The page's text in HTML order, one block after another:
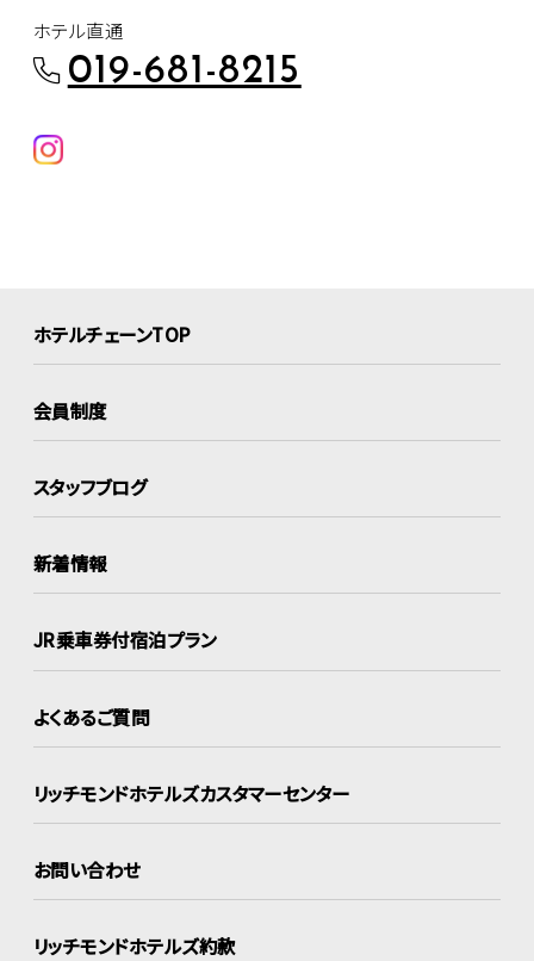
ホテル直通
019-681-8215
ホテルチェーンTOP
会員制度
スタッフブログ
新着情報
JR乗車券付宿泊プラン
よくあるご質問
リッチモンドホテルズカスタマーセンター
お問い合わせ
リッチモンドホテルズ約款